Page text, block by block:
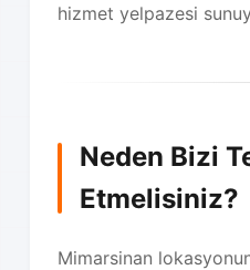
hizmet yelpazesi
Neden Bizi
Etmelisiniz?
Mimarsinan